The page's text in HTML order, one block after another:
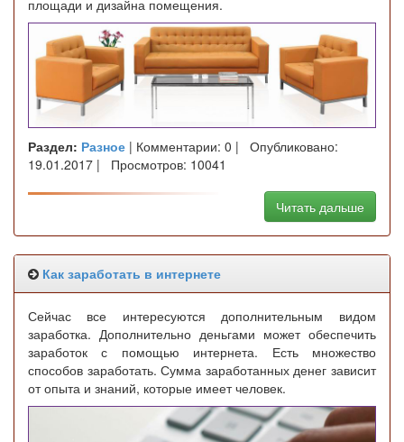
площади и дизайна помещения.
Раздел: Разное | Комментарии: 0 | Опубликовано:
19.01.2017 | Просмотров: 10041
Читать дальше
Как заработать в интернете
Сейчас все интересуются дополнительным видом
заработка. Дополнительно деньгами может обеспечить
заработок с помощью интернета. Есть множество
способов заработать. Сумма заработанных денег зависит
от опыта и знаний, которые имеет человек.